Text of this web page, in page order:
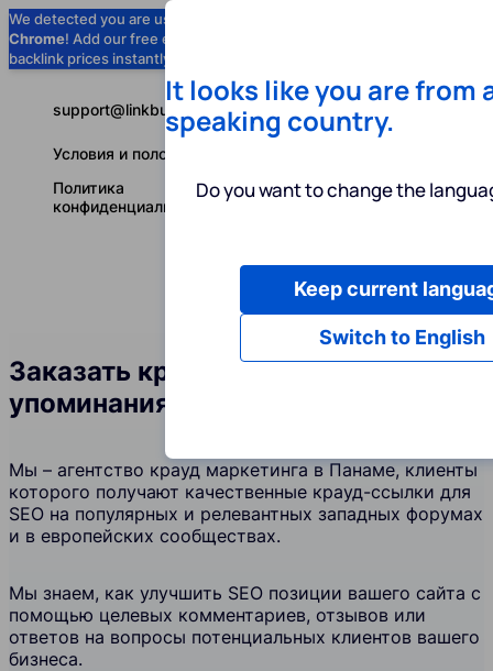
We detected you are using
Chrome! Add our free extension to check
backlink prices instantly as you browse.
Услуги
Русский
support@linkbuilder.com
Условия и положения
Политика
конфиденциальности
Заказать крауд-ссылки и
упоминания бренда в Панаме
Мы – агентство крауд маркетинга в Панаме, клиенты
которого получают качественные крауд-ссылки для
SEO на популярных и релевантных западных форумах
и в европейских сообществах.
Мы знаем, как улучшить SEO позиции вашего сайта с
помощью целевых комментариев, отзывов или
ответов на вопросы потенциальных клиентов вашего
бизнеса.
It looks like you are from
speaking country.
Do you want to change the
Switch to English
Keep current